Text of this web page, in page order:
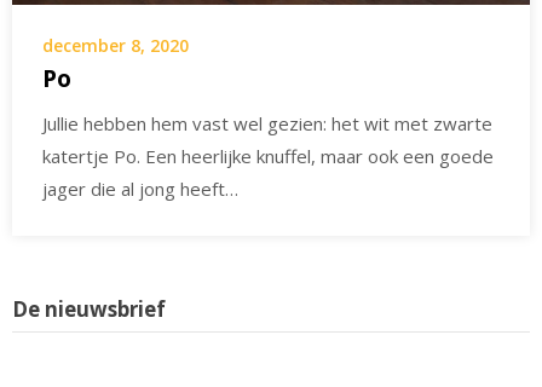
december 8, 2020
Po
Jullie hebben hem vast wel gezien: het wit met zwarte
katertje Po. Een heerlijke knuffel, maar ook een goede
jager die al jong heeft…
De nieuwsbrief